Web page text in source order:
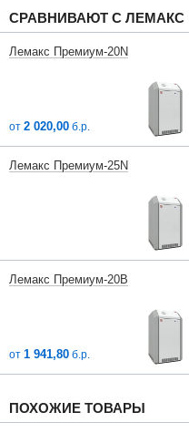
СРАВНИВАЮТ С ЛЕМАКС
Лемакс Премиум-20N
от 2 020,00б.р.
Лемакс Премиум-25N
Лемакс Премиум-20B
от 1 941,80б.р.
ПОХОЖИЕ ТОВАРЫ